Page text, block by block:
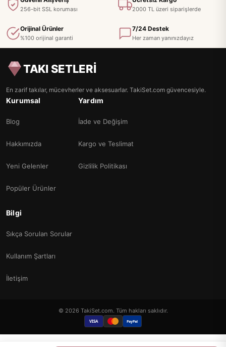
256-bit SSL koruması 2000 TL üzeri siparişlerde
Orijinal Ürünler
%100 orijinal garanti
7/24 Destek
Her zaman yanınızdayız
TAKI SETLERİ
En zarif takılar, mücevherler ve aksesuarlar. TakiSet.com güvencesiyle.
Kurumsal
Blog
Hakkımızda
Yeni Gelenler
Popüler Ürünler
Yardım
İade ve Değişim
Kargo ve Teslimat
Gizlilik Politikası
Bilgi
Sıkça Sorulan Sorular
Kullanım Şartları
İletişim
© 2026 TakiSet.com. Tüm hakları saklıdır.
VISA PayPal